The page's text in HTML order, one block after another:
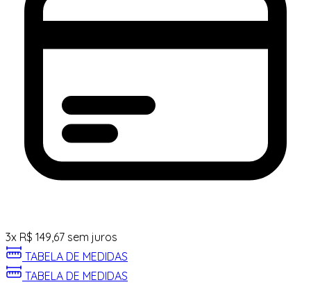
3x R$ 149,67 sem juros
TABELA DE MEDIDAS
TABELA DE MEDIDAS